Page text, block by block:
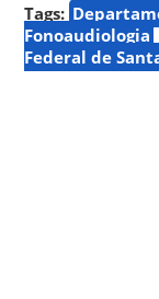
Tags:
Fonoaudiologia
Federal de